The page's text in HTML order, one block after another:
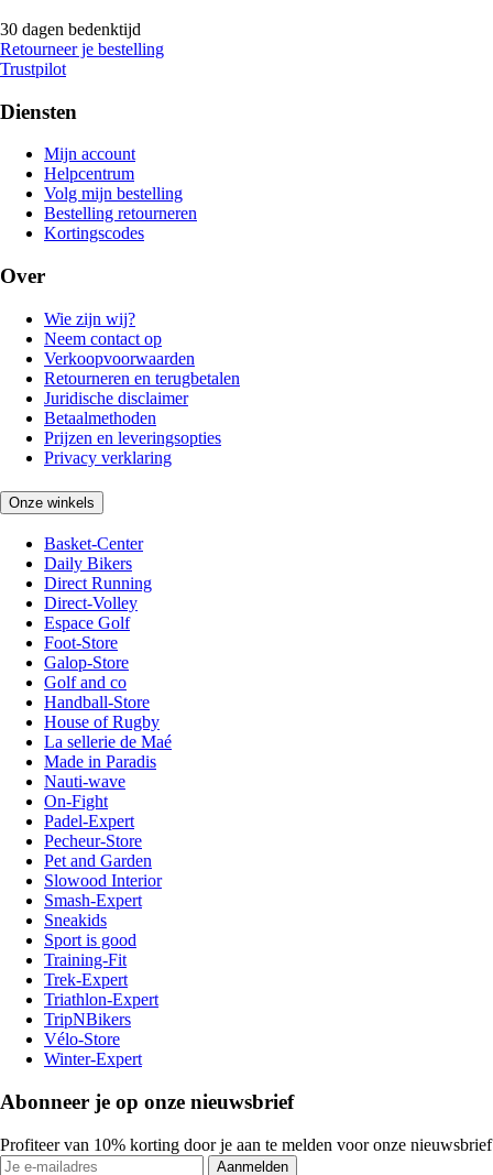
30 dagen bedenktijd
Retourneer je bestelling
Trustpilot
Diensten
Mijn account
Helpcentrum
Volg mijn bestelling
Bestelling retourneren
Kortingscodes
Over
Wie zijn wij?
Neem contact op
Verkoopvoorwaarden
Retourneren en terugbetalen
Juridische disclaimer
Betaalmethoden
Prijzen en leveringsopties
Privacy verklaring
Onze winkels
Basket-Center
Daily Bikers
Direct Running
Direct-Volley
Espace Golf
Foot-Store
Galop-Store
Golf and co
Handball-Store
House of Rugby
La sellerie de Maé
Made in Paradis
Nauti-wave
On-Fight
Padel-Expert
Pecheur-Store
Pet and Garden
Slowood Interior
Smash-Expert
Sneakids
Sport is good
Training-Fit
Trek-Expert
Triathlon-Expert
TripNBikers
Vélo-Store
Winter-Expert
Abonneer je op onze nieuwsbrief
Profiteer van 10% korting door je aan te melden voor onze nieuwsbrief
Aanmelden